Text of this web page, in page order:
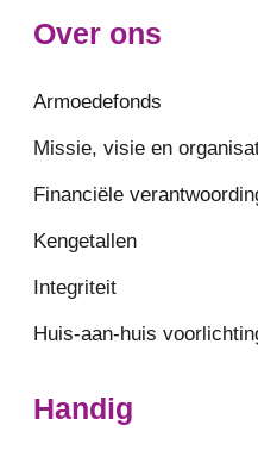
Over ons
Armoedefonds
Missie, visie en
Financiële
Kengetallen
Integriteit
Huis-aan-huis
Handig